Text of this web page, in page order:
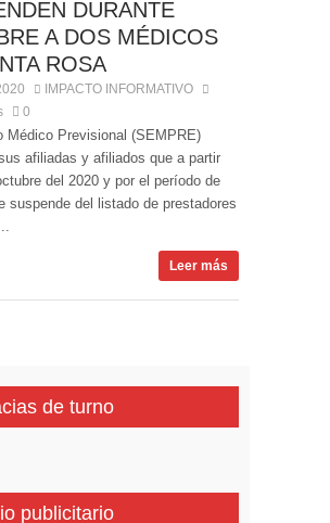
DURANTE
A DOS MÉDICOS
ROSA
IMPACTO INFORMATIVO
0
Médico Previsional (SEMPRE)
afiliadas y afiliados que a partir
del 2020 y por el período de
suspende del listado de prestadores
Leer más
de turno
publicitario